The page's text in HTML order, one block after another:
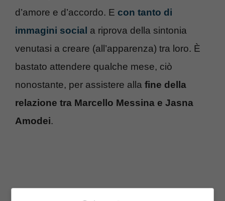
d’amore e d’accordo. E con tanto di
immagini social a riprova della sintonia
venutasi a creare (all’apparenza) tra loro. È
bastato attendere qualche mese, ciò
nonostante, per assistere alla fine della
relazione tra Marcello Messina e Jasna
Amodei.